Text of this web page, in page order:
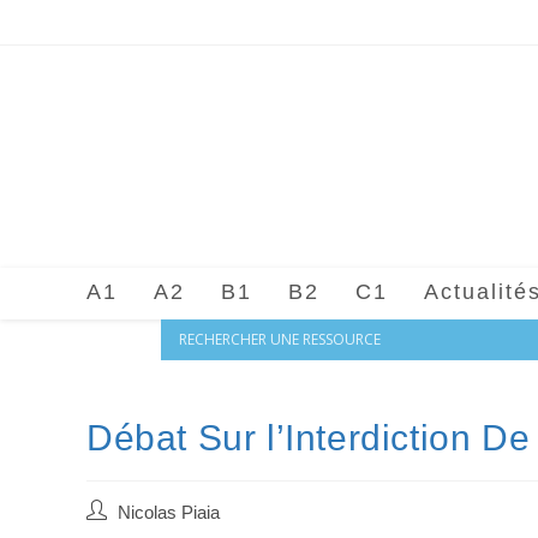
A1 A2 B1 B2 C1 Actualités
Débat Sur l’Interdiction
Auteur/autrice
Nicolas Piaia